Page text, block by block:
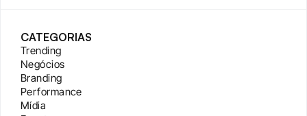
CATEGORIAS
Trending
Negócios
Branding
Performance
Mídia